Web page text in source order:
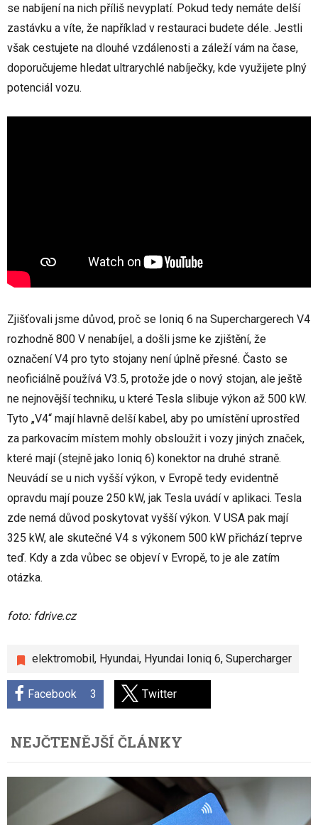
se nabíjení na nich příliš nevyplatí. Pokud tedy nemáte delší
zastávku a víte, že například v restauraci budete déle. Jestli
však cestujete na dlouhé vzdálenosti a záleží vám na čase,
doporučujeme hledat ultrarychlé nabíječky, kde využijete plný
potenciál vozu.
Zjišťovali jsme důvod, proč se Ioniq 6 na Superchargerech V4
rozhodně 800 V nenabíjel, a došli jsme ke zjištění, že
označení V4 pro tyto stojany není úplně přesné. Často se
neoficiálně používá V3.5, protože jde o nový stojan, ale ještě
ne nejnovější techniku, u které Tesla slibuje výkon až 500 kW.
Tyto „V4“ mají hlavně delší kabel, aby po umístění uprostřed
za parkovacím místem mohly obsloužit i vozy jiných značek,
které mají (stejně jako Ioniq 6) konektor na druhé straně.
Neuvádí se u nich vyšší výkon, v Evropě tedy evidentně
opravdu mají pouze 250 kW, jak Tesla uvádí v aplikaci. Tesla
zde nemá důvod poskytovat vyšší výkon. V USA pak mají
325 kW, ale skutečné V4 s výkonem 500 kW přichází teprve
teď. Kdy a zda vůbec se objeví v Evropě, to je ale zatím
otázka.
foto: fdrive.cz
elektromobil , Hyundai, Hyundai Ioniq 6, Supercharger
Facebook 3 Twitter
NEJČTENĚJŠÍ ČLÁNKY